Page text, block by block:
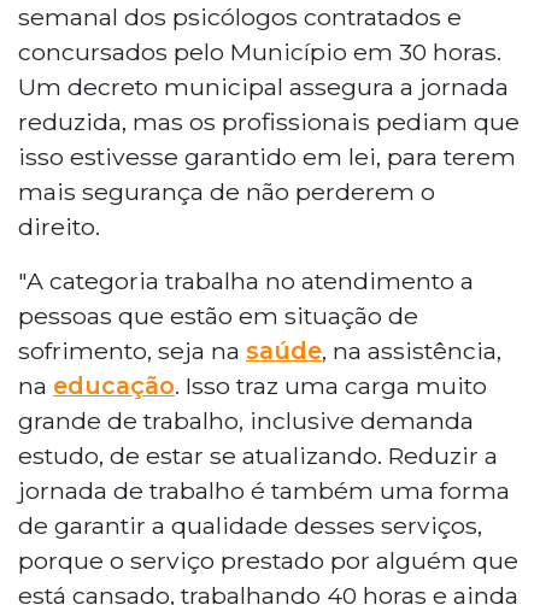
semanal dos psicólogos contratados e
concursados pelo Município em 30 horas.
Um decreto municipal assegura a jornada
reduzida, mas os profissionais pediam que
isso estivesse garantido em lei, para terem
mais segurança de não perderem o
direito.
"A categoria trabalha no atendimento a
pessoas que estão em situação de
sofrimento, seja na saúde, na assistência,
na educação. Isso traz uma carga muito
grande de trabalho, inclusive demanda
estudo, de estar se atualizando. Reduzir a
jornada de trabalho é também uma forma
de garantir a qualidade desses serviços,
porque o serviço prestado por alguém que
está cansado, trabalhando 40 horas e ainda